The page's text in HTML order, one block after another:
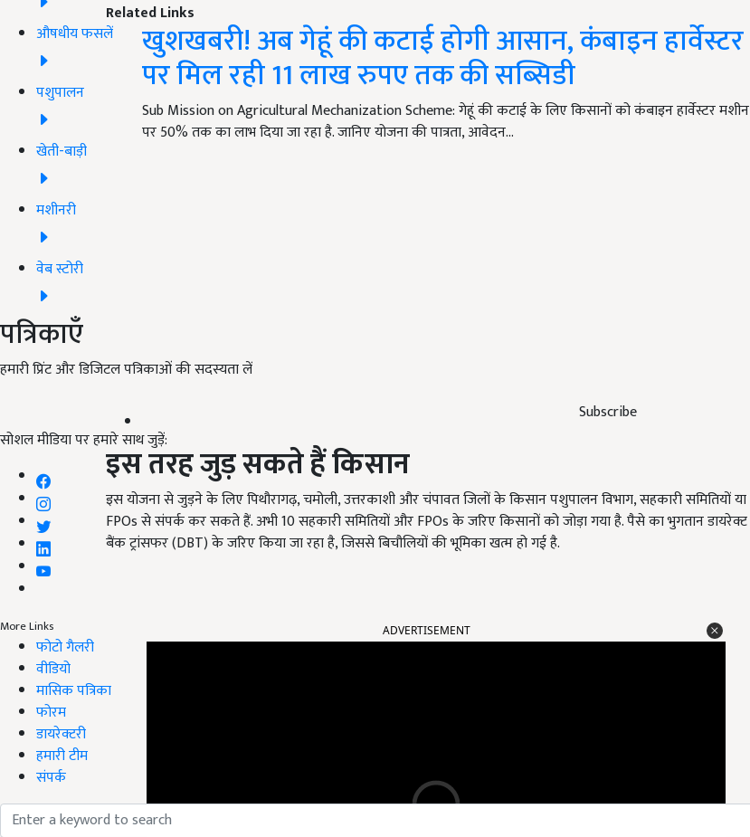
औषधीय फसलें
पशुपालन
खेती-बाड़ी
मशीनरी
वेब स्टोरी
पत्रिकाएँ
हमारी प्रिंट और डिजिटल पत्रिकाओं की सदस्यता लें
Subscribe
सोशल मीडिया पर हमारे साथ जुड़ें:
More Links
फोटो गैलरी
वीडियो
मासिक पत्रिका
फोरम
डायरेक्टरी
हमारी टीम
संपर्क
Related Links
खुशखबरी! अब गेहूं की कटाई होगी आसान, कंबाइन हार्वेस्टर
पर मिल रही 11 लाख रुपए तक की सब्सिडी
Sub Mission on Agricultural Mechanization Scheme: गेहूं की कटाई के लिए किसानों को कंबाइन हार्वेस्टर मशीन
पर 50% तक का लाभ दिया जा रहा है. जानिए योजना की पात्रता, आवेदन…
इस तरह जुड़ सकते हैं किसान
इस योजना से जुड़ने के लिए पिथौरागढ़, चमोली, उत्तरकाशी और चंपावत जिलों के किसान पशुपालन विभाग, सहकारी समितियों या
FPOs से संपर्क कर सकते हैं. अभी 10 सहकारी समितियों और FPOs के जरिए किसानों को जोड़ा गया है. पैसे का भुगतान डायरेक्ट
बैंक ट्रांसफर (DBT) के जरिए किया जा रहा है, जिससे बिचौलियों की भूमिका खत्म हो गई है.